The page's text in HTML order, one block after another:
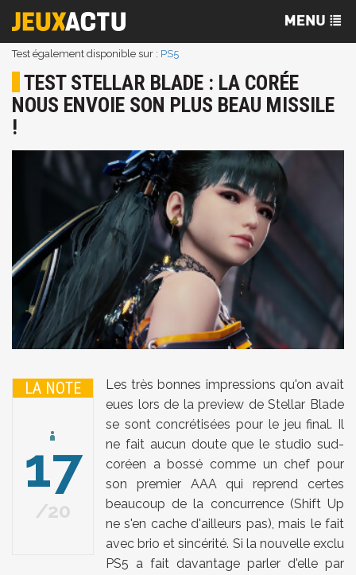
Test également disponible sur : PS5
TEST STELLAR BLADE : LA CORÉE
NOUS ENVOIE SON PLUS BEAU MISSILE
!
LA NOTE
17
20
Les très bonnes impressions qu'on avait
eues lors de la preview de Stellar Blade
se sont concrétisées pour le jeu final. Il
ne fait aucun doute que le studio sud-
coréen a bossé comme un chef pour
son premier AAA qui reprend certes
beaucoup de la concurrence (Shift Up
ne s'en cache d'ailleurs pas), mais le fait
avec brio et sincérité. Si la nouvelle exclu
PS5 a fait davantage parler d'elle par